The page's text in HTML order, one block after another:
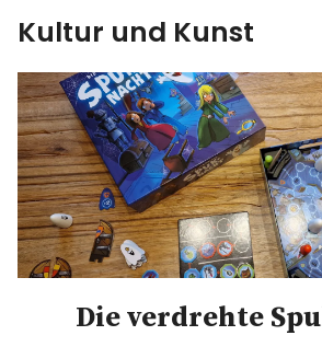
Kultur und Kunst
kultur & kunst
Ausstellungen
Spiele
Konzerte
Museen bei…
Die verdrehte